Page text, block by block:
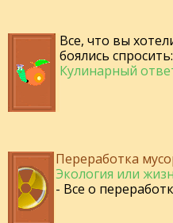
Все, что вы
боялись спросить:
Кулинарный
Переработка
Экология или
- Все о